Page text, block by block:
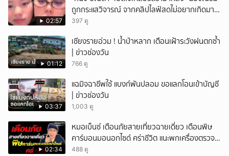
02:57
ถูกกระแสวิจารณ์ จากคลิปไลฟ์สดไม่อยากเกิดมา
หน้าเหมือนพ่อ
397 ดู
01:12
เชียงรายอ่วม ! น้ำป่าหลาก เตือนเฝ้าระวังฝนตกซ้ำ
| ข่าวช่องวัน
766 ดู
03:37
แฉมิจฉาชีพใช้ แบงก์พันปลอม ขอแลกโอนเข้าบัญชี
| ข่าวช่องวัน
1,003 ดู
02:34
หมอเบ็นซ์ เตือนภัยสายเที่ยวฉายเดี่ยว เตือนพิษ
คาร์บอนมอนอกไซด์ คร่าชีวิต แนะพกเครื่องตรวจ
วัดติดตัว
488 ดู
ยกเลิก